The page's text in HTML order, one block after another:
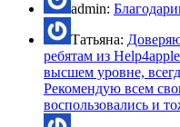
admin:
Татьяна:
ребятам из
высшем уровне,
Рекомендую всем
воспользовались и